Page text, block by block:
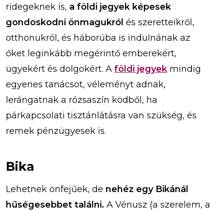
ridegeknek is, a földi jegyek képesek
gondoskodni önmagukról és szeretteikről,
otthonukról, és háborúba is indulnának az
őket leginkább megérintő emberekért,
ügyekért és dolgokért. A földi jegyek mindig
egyenes tanácsot, véleményt adnak,
lerángatnak a rózsaszín ködből, ha
párkapcsolati tisztánlátásra van szükség, és
remek pénzügyesek is.
Bika
Lehetnek önfejűek, de nehéz egy Bikánál
hűségesebbet találni. A Vénusz (a szerelem, a